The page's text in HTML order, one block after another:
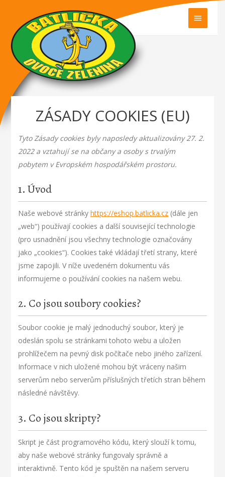
ZÁSADY COOKIES (EU)
Tyto Zásady cookies byly naposledy aktualizovány 27. 2.
2022 a vztahují se na občany a osoby s trvalým
pobytem v Evropském hospodářském prostoru.
1. Úvod
Naše webové stránkyhttps://eshop.batlicka.cz (dále jen
„web“) používají cookies a další související technologie
(pro usnadnění jsou všechny technologie označovány
jako „cookies“). Cookies také vkládají třetí strany, které
jsme zapojili. V níže uvedeném dokumentu vás
informujeme o používání cookies na našem webu.
2. Co jsou soubory cookies?
Soubor cookie je malý jednoduchý soubor, který je
odeslán spolu se stránkami tohoto webu a uložen
prohlížečem na pevný disk počítače nebo jiného zařízení.
Informace v nich uložené mohou být vráceny našim
serverům nebo serverům příslušných třetích stran během
následné návštěvy.
3. Co jsou skripty?
Skript je část programového kódu, který slouží k tomu,
aby naše webové stránky fungovaly správně a
interaktivně. Tento kód je spuštěn na našem serveru